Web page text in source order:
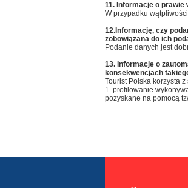
11. Informacje o
W przypadku
12.Informację, czy
zobowiązana do ich
Podanie danych jest
13. Informacje o
konsekwencjach
Tourist Polska korzysta
1. profilowanie
pozyskane na pomocą